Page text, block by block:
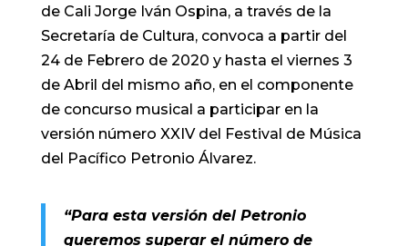
de Cali Jorge Iván Ospina, a través de la
Secretaría de Cultura, convoca a partir del
24 de Febrero de 2020 y hasta el viernes 3
de Abril del mismo año, en el componente
de concurso musical a participar en la
versión número XXIV del Festival de Música
del Pacífico Petronio Álvarez.
“Para esta versión del Petronio
queremos superar el número de